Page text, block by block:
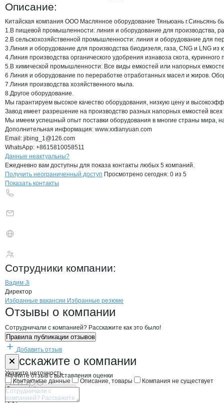
Описание:
Китайская компания ООО Маслянное оборудование Тяньюань г.Синьсянь
1.В пищевой промышленности: линия и оборудование для производства,
2.В сельскохозяйственной промышленности: линия и оборудование для
3.Линия и оборудование для производства биодизеля, газа, CNG и LNG из
4.Линия производства органического удобрения изнавоза скота,
5.В химической промышленности: Все виды емкостей или напорных
6 Линия и оборудование по переработке отработанных масел и жиров.
7.Линия производства хозяйственного мыла.
8.Другое оборудование.
Мы гарантируем высокое качество оборудования, низкую цену и
Завод имеет разрешение на производство разных напорных емкостей всех
Мы имеем успешный опыт поставки оборудования в многие страны мира,
Дополнительная информация: www.xxtianyuan.com
Email: jibing_1@126.com
WhatsApp: +8615810058511
Контактыкомпании
+7(800)000-00-..
Данные неактуальны?
Ежедневно вам доступны для показа контакты любых 5 компаний.
Получить неограниченный доступ Просмотрено сегодня: 0 из 5
Показать контакты
Сотрудники компании:
Вадим Ji
Директор
Брендыкомпани Маслянное
Вакансии вМаслянное
Избранные вакансии Избранные резюме
Новости oМаслянное
Отзывы о компании
Сотрудничали с компанией? Расскажите как это было!
Правила публикации отзывов
Добавить отзыв
Расскажите о компании
Начните отзыв с выставления оценки
Форма обратной связи о неточностях
Укажите неточность
Контактные данные
Описание, товары Компания не существует
Отмена Опубликовать